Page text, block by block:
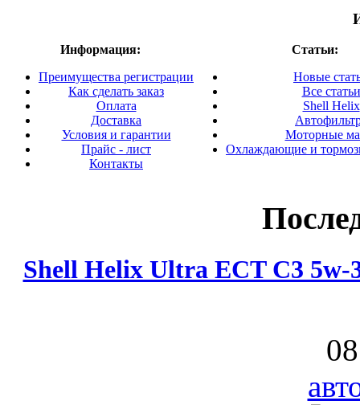
Информация:
Преимущества регистрации
Как сделать заказ
Оплата
Доставка
Условия и гарантии
Прайс - лист
Контакты
Статьи:
Новые
Все статьи
Shell Helix
Моторные
Охлаждающие и
Shell Helix Ultra ECT C3 5w-